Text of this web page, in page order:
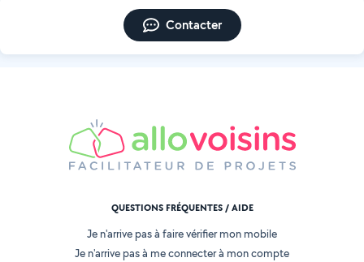
Contacter
QUESTIONS FRÉQUENTES / AIDE
Je n'arrive pas à faire vérifier mon mobile
Je n'arrive pas à me connecter à mon compte